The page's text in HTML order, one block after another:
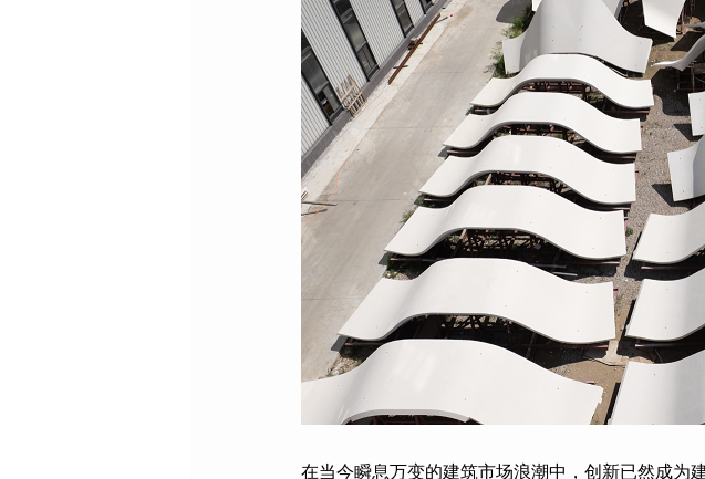
在当今瞬息万变的建筑市场浪潮中，创新已然成为